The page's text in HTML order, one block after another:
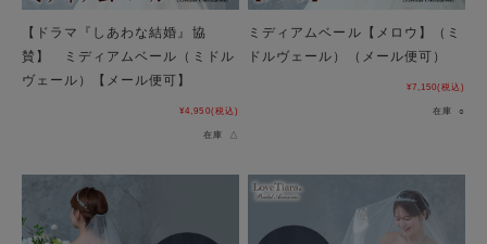
【ドラマ『しあわな結婚』協
賛】 ミディアムベール（ミドル
ヴェール）【メール便可】
¥4,950(税込)
在庫 △
ミディアムベール【メロウ】（ミ
ドルヴェール）（メール便可）
¥7,150(税込)
在庫 ○